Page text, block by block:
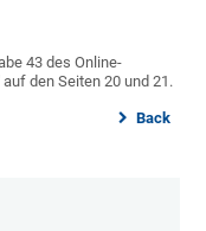
43 des Online-
auf den Seiten 20 und 21.
Back